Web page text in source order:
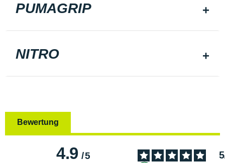
PUMAGRIP
NITRO
Bewertung
4.9/5 5